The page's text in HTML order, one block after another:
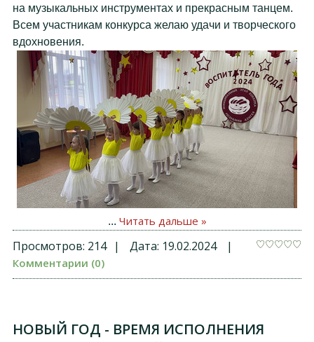
на музыкальных инструментах и прекрасным танцем.
Всем участникам конкурса желаю удачи и творческого
вдохновения.
... Читать дальше »
Просмотров: 214 | Дата: 19.02.2024 |
Комментарии (0)
НОВЫЙ ГОД - ВРЕМЯ ИСПОЛНЕНИЯ